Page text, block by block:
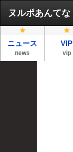
ヌルポあんてな
ニュース
news
VIP
vip